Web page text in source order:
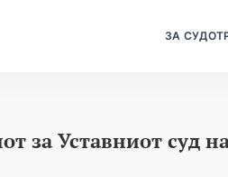
ЗА СУДОТ
за Уставниот суд